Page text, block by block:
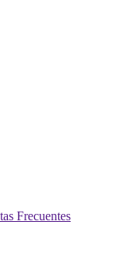
Frecuentes